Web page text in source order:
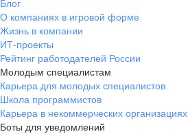
Блог
О компаниях в игровой форме
Жизнь в компании
ИТ-проекты
Рейтинг работодателей России
Молодым специалистам
Карьера для молодых специалистов
Школа программистов
Карьера в некоммерческих организациях
Боты для уведомлений